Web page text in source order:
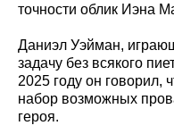
точности облик Иэна
Даниэл Уэйман,
задачу без всякого
2025 году он говорил,
набор возможных
героя.